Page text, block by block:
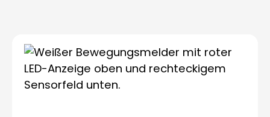
Bildergalerie überspringen